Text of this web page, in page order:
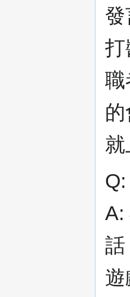
打
職
就
A:
話
遊